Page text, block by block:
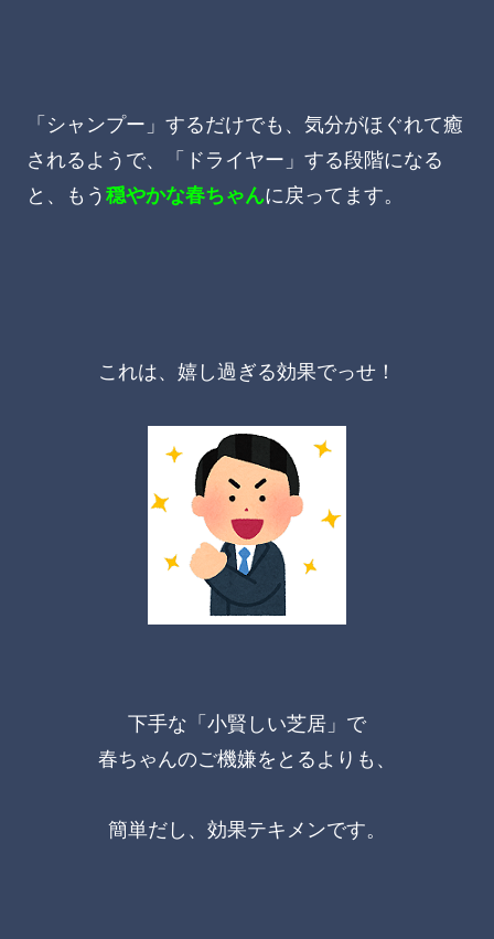
「シャンプー」するだけでも、気分がほぐれて癒
されるようで、「ドライヤー」する段階になる
と、もう穏やかな春ちゃんに戻ってます。
これは、嬉し過ぎる効果でっせ！
下手な「小賢しい芝居」で
春ちゃんのご機嫌をとるよりも、
簡単だし、効果テキメンです。